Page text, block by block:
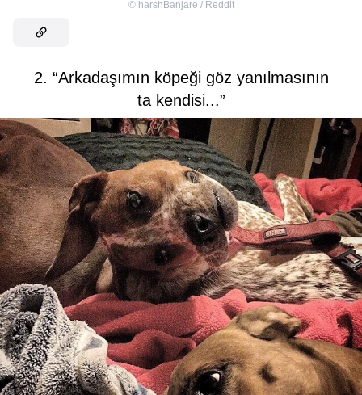
© harshBanjare / Reddit
2. “Arkadaşımın köpeği göz yanılmasının
ta kendisi...”